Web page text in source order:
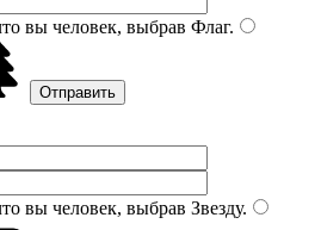
вы человек, выбрав Флаг.
вы человек, выбрав Звезду.